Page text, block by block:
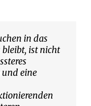
in das
bleibt, ist nicht
eine